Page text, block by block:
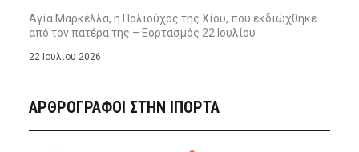
Αγία Μαρκέλλα, η Πολιούχος της Χίου, που εκδιώχθηκε
από τον πατέρα της – Εορτασμός 22 Ιουλίου
22 Ιουλίου 2026
ΑΡΘΡΟΓΡΑΦΟΙ ΣΤΗΝ IΠΟΡΤΑ